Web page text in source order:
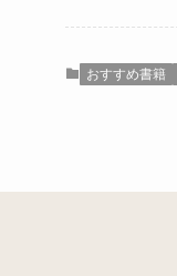
おすすめ書籍